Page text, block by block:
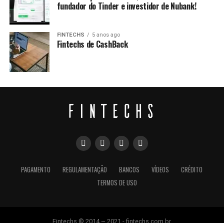
fundador do Tinder e investidor de Nubank!
FINTECHS 5 anos ago
Fintechs de CashBack
PAGAMENTO REGULAMENTAÇÃO BANCOS VÍDEOS
CRÉDITO
TERMOS DE USO
Fintechs © 2014 ~ 2021 - fintechs.com.br